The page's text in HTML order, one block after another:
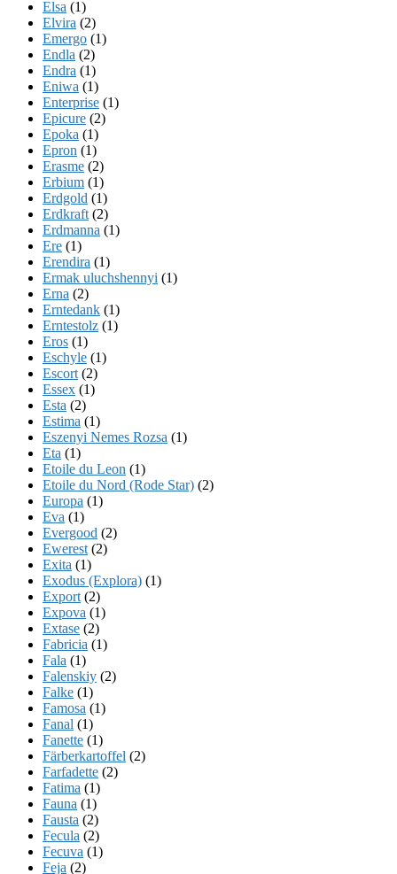
Elsa (1)
Elvira (2)
Emergo (1)
Endla (2)
Endra (1)
Eniwa (1)
Enterprise (1)
Epicure (2)
Epoka (1)
Epron (1)
Erasme (2)
Erbium (1)
Erdgold (1)
Erdkraft (2)
Erdmanna (1)
Ere (1)
Erendira (1)
Ermak uluchshennyi (1)
Erna (2)
Erntedank (1)
Erntestolz (1)
Eros (1)
Eschyle (1)
Escort (2)
Essex (1)
Esta (2)
Estima (1)
Eszenyi Nemes Rozsa (1)
Eta (1)
Etoile du Leon (1)
Etoile du Nord (Rode Star) (2)
Europa (1)
Eva (1)
Evergood (2)
Ewerest (2)
Exita (1)
Exodus (Explora) (1)
Export (2)
Expova (1)
Extase (2)
Fabricia (1)
Fala (1)
Falenskiy (2)
Falke (1)
Famosa (1)
Fanal (1)
Fanette (1)
Färberkartoffel (2)
Farfadette (2)
Fatima (1)
Fauna (1)
Fausta (2)
Fecula (2)
Fecuva (1)
Feja (2)